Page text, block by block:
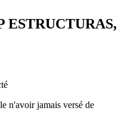
ESTRUCTURAS,
n'avoir jamais versé de